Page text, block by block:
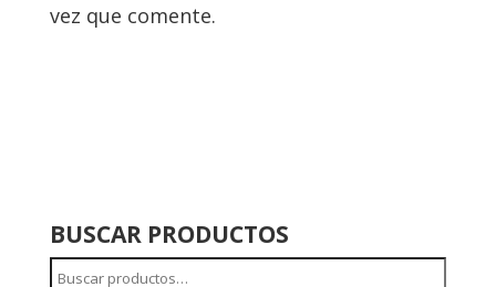
vez que comente.
BUSCAR PRODUCTOS
Buscar